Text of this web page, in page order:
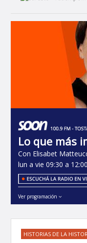
Lo que más
Con Elisabet
lun a vie 09:30 a 12:00
Ver programación
HISTORIAS DE LA